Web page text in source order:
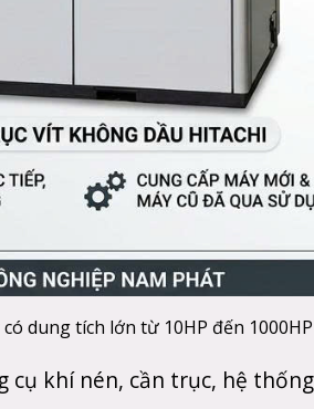
dung tích lớn từ 10HP đến
cụ khí nén, cần trục, hệ